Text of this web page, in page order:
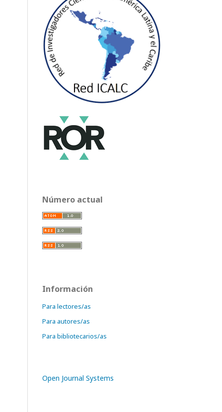
Número actual
Información
Para lectores/as
Para autores/as
Para bibliotecarios/as
Open Journal Systems